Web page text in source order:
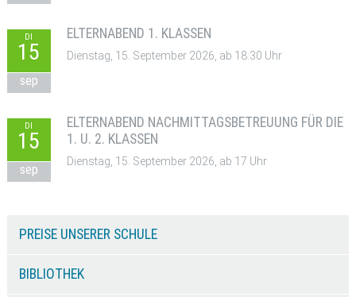
DI
15
sep
ELTERNABEND 1. KLASSEN
Dienstag, 15. September 2026, ab 18:30 Uhr
DI
15
sep
ELTERNABEND NACHMITTAGSBETREUUNG FÜR DIE
1. U. 2. KLASSEN
Dienstag, 15. September 2026, ab 17 Uhr
PREISE UNSERER SCHULE
BIBLIOTHEK